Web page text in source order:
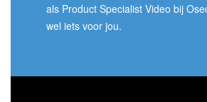
INLOGGEN
als Product Specialist Video bij
wel iets voor jou.